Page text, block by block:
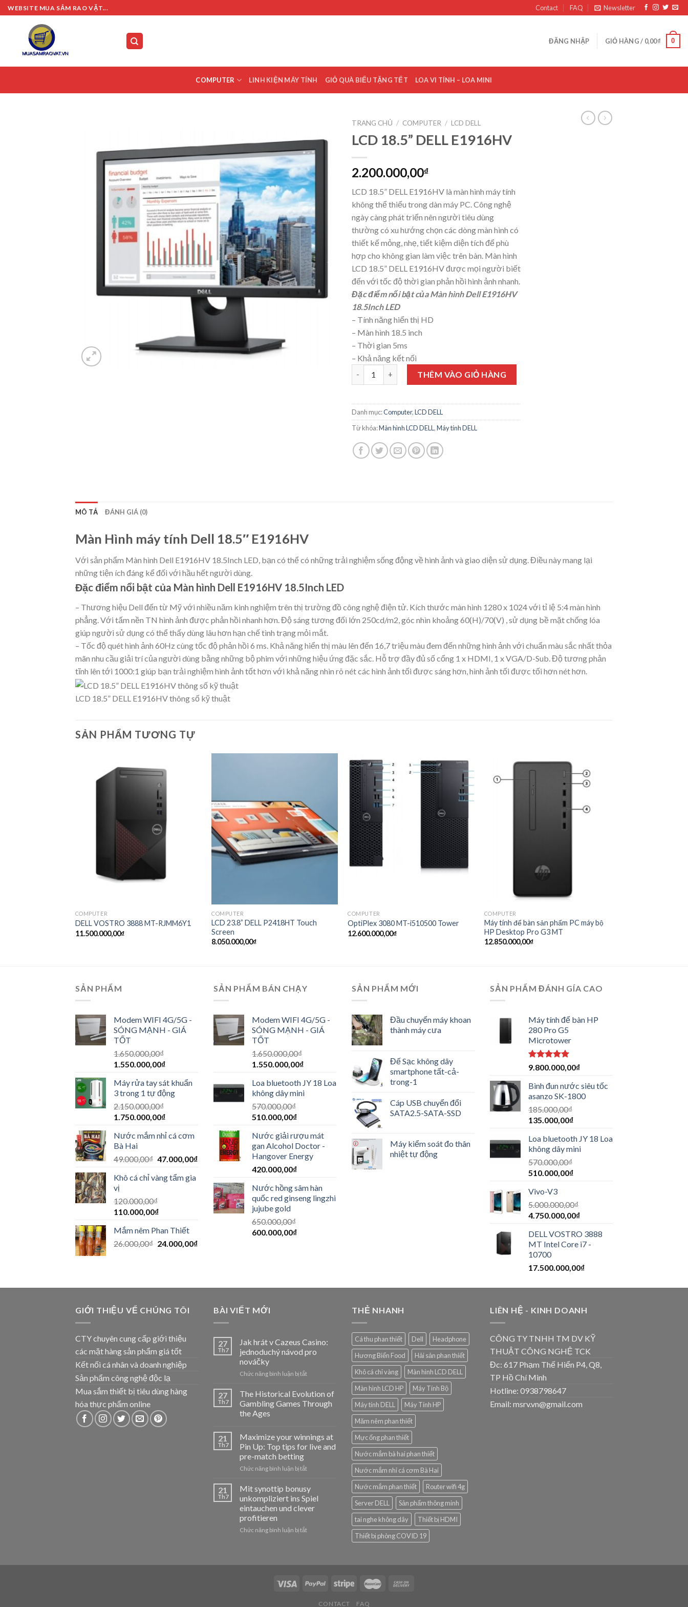
Skip
to
WEBSITE MUA SẮM RAO VẶT... Contact FAQ Newsletter
ĐĂNG NHẬP GIỎ HÀNG / 0,00₫ 0
COMPUTER LINH KIỆN MÁY TÍNH GIỎ QUÀ BIẾU TẶNG TẾT LOA VI TÍNH – LOA MINI
Add to
wishlist
TRANG CHỦ / COMPUTER / LCD DELL
LCD 18.5” DELL E1916HV
2.200.000,00₫
LCD 18.5” DELL E1916HV là màn hình máy tính
không thể thiếu trong dàn máy PC. Công nghệ
ngày càng phát triển nên người tiêu dùng
thường có xu hướng chọn các dòng màn hình có
thiết kế mỏng, nhẹ, tiết kiệm diện tích để phù
hợp cho không gian làm việc trên bàn. Màn hình
LCD 18.5” DELL E1916HV được mọi người biết
đến với tốc độ thời gian phản hồi hình ảnh nhanh.
Đặc điểm nổi bật của Màn hình Dell E1916HV
18.5Inch LED
– Tính năng hiển thị HD
– Màn hình 18.5 inch
– Thời gian 5ms
– Khả năng kết nối
LCD 18.5” DELL E1916HV số lượng
THÊM VÀO GIỎ HÀNG
Danh mục:Computer,LCD DELL
Từ khóa:Màn hình LCD DELL ,Máy tính DELL
MÔ TẢ ĐÁNH GIÁ (0)
Màn Hình máy tính Dell 18.5″ E1916HV
Với sản phẩm Màn hình Dell E1916HV 18.5Inch LED, bạn có thể có những trải nghiệm sống động về hình ảnh và giao diện sử dụng. Điều này mang lại
những tiện ích đáng kể đối với hầu hết người dùng.
Đặc điểm nổi bật của Màn hình Dell E1916HV 18.5Inch LED
– Thương hiệu Dell đến từ Mỹ với nhiều năm kinh nghiệm trên thị trường đồ công nghệ điện tử. Kích thước màn hình 1280 x 1024 với tỉ lệ 5:4 màn hình
phẳng. Với tấm nền TN hình ảnh được phản hồi nhanh hơn. Độ sáng tương đối lớn 250cd/m2, góc nhìn khoảng 60(H)/70(V) , sử dụng bề mặt chống lóa
giúp người sử dụng có thể thấy dùng lâu hơn hạn chế tình trạng mỏi mắt.
– Tốc độ quét hình ảnh 60Hz cùng tốc độ phản hồi 6 ms. Khả năng hiển thị màu lên đến 16,7 triệu màu đem đến những hình ảnh với chuẩn màu sắc nhất thỏa
mãn nhu cầu giải trí của người dùng bằng những bộ phim với những hiệu ứng đặc sắc. Hỗ trợ đầy đủ số cổng 1 x HDMI, 1 x VGA/D-Sub. Độ tương phản
tĩnh lên tới 1000:1 giúp bạn trải nghiệm hình ảnh tốt hơn với khả năng nhìn rõ nét các hình ảnh tối được sáng hơn, hình ảnh tối được tối hơn nét hơn.
LCD 18.5” DELL E1916HV thông số kỹ thuật
SẢN PHẨM TƯƠNG TỰ
COMPUTER
DELL VOSTRO 3888 MT-RJMM6Y1
11.500.000,00₫
COMPUTER
LCD 23.8” DELL P2418HT Touch
Screen
8.050.000,00₫
Add to
wishlist
COMPUTER
OptiPlex 3080 MT-i510500 Tower
12.600.000,00₫
Add to
wishlist
COMPUTER
Máy tính để bàn sản phẩm PC máy bộ
HP Desktop Pro G3 MT
12.850.000,00₫
SẢN PHẨM
Modem WIFI 4G/5G -
SÓNG MẠNH - GIÁ
TỐT
1.650.000,00₫
1.550.000,00₫
Máy rửa tay sát khuẩn
3 trong 1 tự động
2.150.000,00₫
1.750.000,00₫
Nước mắm nhỉ cá cơm
Bà Hai
49.000,00₫ 47.000,00₫
Khô cá chỉ vàng tẩm gia
vị
120.000,00₫
110.000,00₫
Mắm nêm Phan Thiết
26.000,00₫ 24.000,00₫
SẢN PHẨM BÁN CHẠY
Modem WIFI 4G/5G -
SÓNG MẠNH - GIÁ
TỐT
1.650.000,00₫
1.550.000,00₫
Loa bluetooth JY 18 Loa
không dây mini
570.000,00₫
510.000,00₫
Nước giải rượu mát
gan Alcohol Doctor -
Hangover Energy
420.000,00₫
Nước hồng sâm hàn
quốc red ginseng lingzhi
jujube gold
650.000,00₫
600.000,00₫
SẢN PHẨM MỚI
Đầu chuyển máy khoan
thành máy cưa
Đế Sạc không dây
smartphone tất-cả-
trong-1
Cáp USB chuyển đổi
SATA2.5-SATA-SSD
Máy kiểm soát đo thân
nhiệt tự động
SẢN PHẨM ĐÁNH GÍA CAO
Máy tính để bàn HP
280 Pro G5
Microtower
Được xếp
5 sao
9.800.000,00₫
Bình đun nước siêu tốc
asanzo SK-1800
185.000,00₫
135.000,00₫
Loa bluetooth JY 18 Loa
không dây mini
570.000,00₫
510.000,00₫
Vivo-V3
5.000.000,00₫
4.750.000,00₫
DELL VOSTRO 3888
MT Intel Core i7 -
10700
17.500.000,00₫
GIỚI THIỆU VỂ CHÚNG TÔI
CTY chuyên cung cấp giới thiệu
các mặt hàng sản phẩm giá tốt
Kết nối cá nhân và doanh nghiệp
Sản phẩm công nghệ độc lạ
Mua sắm thiết bị tiêu dùng hàng
hóa thực phẩm online
BÀI VIẾT MỚI
27
Th7
Jak hrát v Cazeus Casino:
jednoduchý návod pro
nováčky
Chức năng bình luận bị tắtở
hrát
v
Cazeus
návod
pro
nováčky
27
Th7
The Historical Evolution of
Gambling Games Through
the Ages
21
Th7
Maximize your winnings at
Pin Up: Top tips for live and
pre-match betting
Chức năng bình luận bị tắtở
winnings
at
Pin
Top
and
match
21
Th7
Mit synottip bonusy
unkompliziert ins Spiel
eintauchen und clever
profitieren
Chức năng bình luận bị tắtở
unkompliziert
Spiel
THẺ NHANH
Cá thu phan thiết Dell
Headphone
Hương Biển Food
Hải sản phan thiết
Khô cá chỉ vàng
Màn hình LCD DELL
Màn hình LCD HP
Máy Tính Bộ
Máy tính DELL
Máy Tính HP
Măm nêm phan thiết
Mực ống phan thiết
Nước mắm bà hai phan thiết
Nước mắm nhỉ cá cơm Bà Hai
Nước mắm phan thiết
Router wifi 4g
Server DELL
Sản phẩm thông minh
tai nghe không dây
Thiết bị HDMI
Thiết bị phòng COVID 19
LIÊN HỆ - KINH DOANH
CÔNG TY TNHH TM DV KỸ
THUẬT CÔNG NGHỆ TCK
Đc: 617 Phạm Thế Hiển P4, Q8,
TP Hồ Chí Minh
Hotline: 0938798647
Email: msrv.vn@gmail.com
CONTACT FAQ